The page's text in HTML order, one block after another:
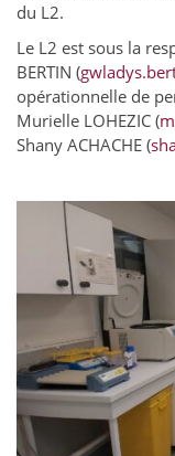
du L2.
Le L2 est sous la
BERTIN (
opérationnelle de
Murielle LOHEZIC (
Shany ACHACHE (